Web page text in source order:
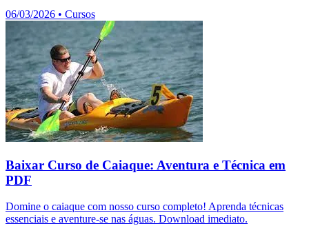
06/03/2026 • Cursos
Baixar Curso de Caiaque: Aventura e Técnica em
PDF
Domine o caiaque com nosso curso completo! Aprenda técnicas
essenciais e aventure-se nas águas. Download imediato.